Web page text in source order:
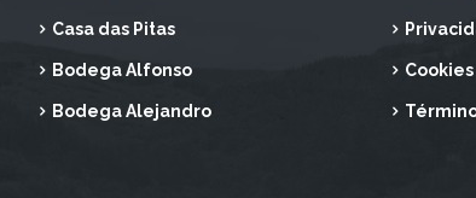
Casa das Pitas
Bodega Alfonso
Bodega Alejandro
Cookies